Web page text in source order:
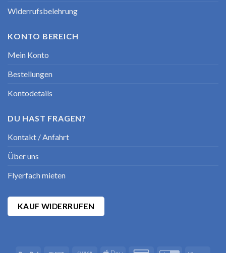
Widerrufsbelehrung
KONTO BEREICH
Mein Konto
Bestellungen
Kontodetails
DU HAST FRAGEN?
Kontakt / Anfahrt
Über uns
Flyerfach mieten
KAUF WIDERRUFEN